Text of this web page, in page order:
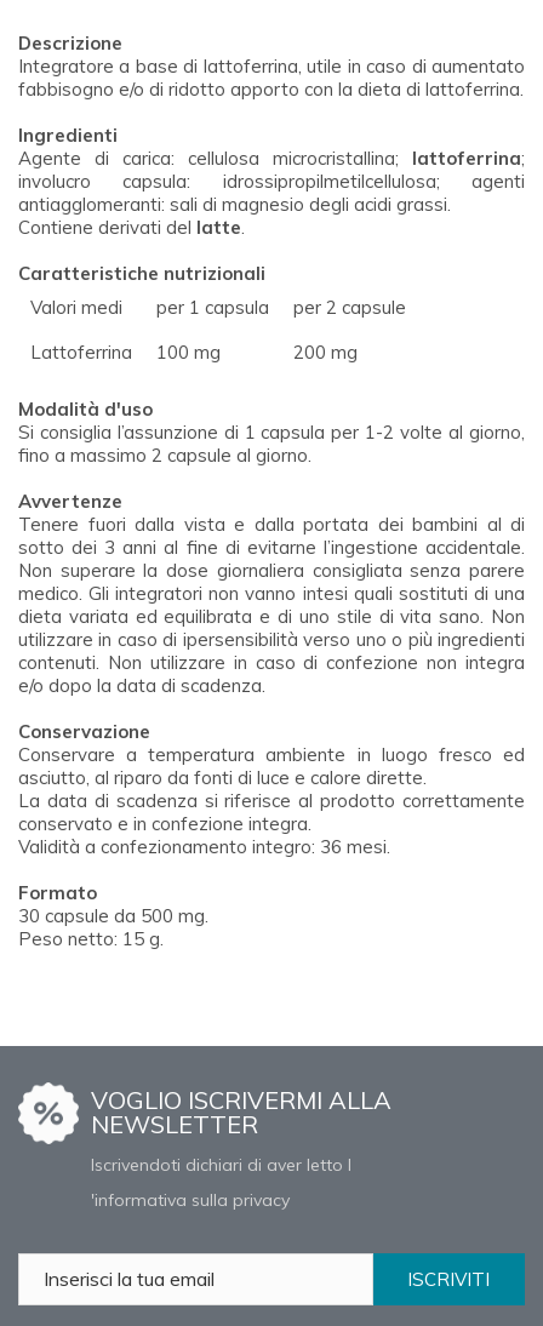
Descrizione
Integratore a base di lattoferrina, utile in caso di aumentato
fabbisogno e/o di ridotto apporto con la dieta di lattoferrina.
Ingredienti
Agente di carica: cellulosa microcristallina; lattoferrina;
involucro capsula: idrossipropilmetilcellulosa; agenti
antiagglomeranti: sali di magnesio degli acidi grassi.
Contiene derivati del latte.
Caratteristiche nutrizionali
Valori medi
per 1 capsula
per 2 capsule
Lattoferrina
100 mg 200 mg
Modalità d'uso
Si consiglia l’assunzione di 1 capsula per 1-2 volte al giorno,
fino a massimo 2 capsule al giorno.
Avvertenze
Tenere fuori dalla vista e dalla portata dei bambini al di
sotto dei 3 anni al fine di evitarne l’ingestione accidentale.
Non superare la dose giornaliera consigliata senza parere
medico. Gli integratori non vanno intesi quali sostituti di una
dieta variata ed equilibrata e di uno stile di vita sano. Non
utilizzare in caso di ipersensibilità verso uno o più ingredienti
contenuti. Non utilizzare in caso di confezione non integra
e/o dopo la data di scadenza.
Conservazione
Conservare a temperatura ambiente in luogo fresco ed
asciutto, al riparo da fonti di luce e calore dirette.
La data di scadenza si riferisce al prodotto correttamente
conservato e in confezione integra.
Validità a confezionamento integro: 36 mesi.
Formato
30 capsule da 500 mg.
Peso netto: 15 g.
VOGLIO ISCRIVERMI ALLA
NEWSLETTER
Iscrivendoti dichiari di aver letto l
'informativa sulla privacy
ISCRIVITI